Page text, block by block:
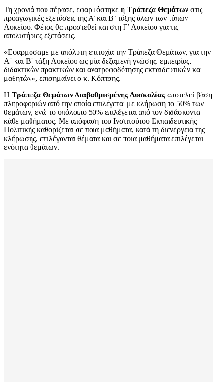
Τη χρονιά που πέρασε, εφαρμόστηκε η Τράπεζα Θεμάτων στις
προαγωγικές εξετάσεις της Α’ και Β’ τάξης όλων των τύπων
Λυκείου. Φέτος θα προστεθεί και στη Γ’ Λυκείου για τις
απολυτήριες εξετάσεις.
«Εφαρμόσαμε με απόλυτη επιτυχία την Τράπεζα Θεμάτων, για την
Α΄ και Β΄ τάξη Λυκείου ως μία δεξαμενή γνώσης, εμπειρίας,
διδακτικών πρακτικών και ανατροφοδότησης εκπαιδευτικών και
μαθητών», επισημαίνει ο κ. Κόπτσης.
Η Τράπεζα Θεμάτων Διαβαθμισμένης Δυσκολίας αποτελεί βάση
πληροφοριών από την οποία επιλέγεται με κλήρωση το 50% των
θεμάτων, ενώ το υπόλοιπο 50% επιλέγεται από τον διδάσκοντα
κάθε μαθήματος. Με απόφαση του Ινστιτούτου Εκπαιδευτικής
Πολιτικής καθορίζεται σε ποια μαθήματα, κατά τη διενέργεια της
κλήρωσης, επιλέγονται θέματα και σε ποια μαθήματα επιλέγεται
ενότητα θεμάτων.